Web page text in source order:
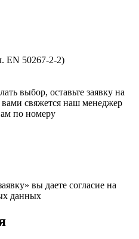
EN 50267-2-2)
выбор, оставьте заявку на
свяжется наш менеджер
по номеру
вы даете согласие на
данных